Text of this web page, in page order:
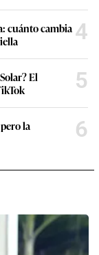
cuánto cambia 4
El
5
la
6